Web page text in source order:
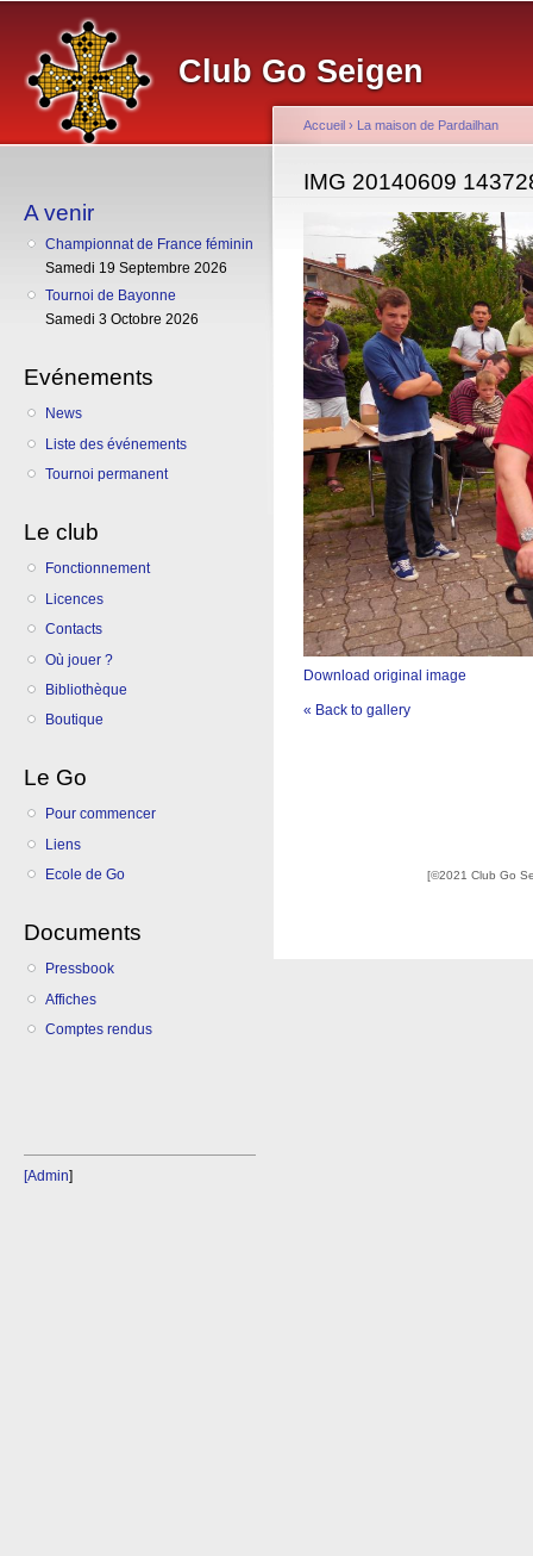
Club Go Seigen
A venir
Championnat de France féminin
Samedi 19 Septembre 2026
Tournoi de Bayonne
Samedi 3 Octobre 2026
Evénements
News
Liste des événements
Tournoi permanent
Le club
Fonctionnement
Licences
Contacts
Où jouer ?
Bibliothèque
Boutique
Le Go
Pour commencer
Liens
Ecole de Go
Documents
Pressbook
Affiches
Comptes rendus
[Admin]
Vous êtes ici
Accueil › La maison de Pardailhan
IMG 20140609
Download original image
« Back to gallery
[©2021 Club Go